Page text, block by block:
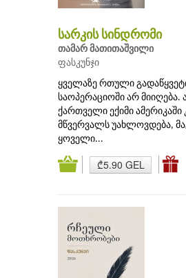
სარკის სინდრომი
თამარ მათითაშვილი
ფასკუნჯი
ყველაზე რთული
საოპერაციოში არ
ქართველი ექიმი ამერიკაში
მწვერვალს უახლოვდება,
ყოველი...
₾5.90 GEL